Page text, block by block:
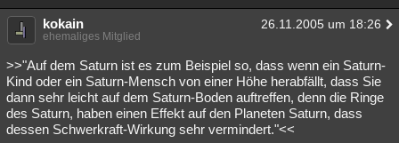
kokain 26.11.2005 um 18:26
ehemaliges Mitglied
>>"Auf dem Saturn ist es zum Beispiel so, dass wenn ein Saturn-
Kind oder ein Saturn-Mensch von einer Höhe herabfällt, dass Sie
dann sehr leicht auf dem Saturn-Boden auftreffen, denn die Ringe
des Saturn, haben einen Effekt auf den Planeten Saturn, dass
dessen Schwerkraft-Wirkung sehr vermindert."<<